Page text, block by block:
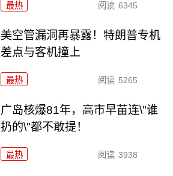
最热 阅读 6345
美空管漏洞再暴露！特朗普专机
差点与客机撞上
最热 阅读 5265
广岛核爆81年，高市早苗连\"谁
扔的\"都不敢提！
最热 阅读 3938